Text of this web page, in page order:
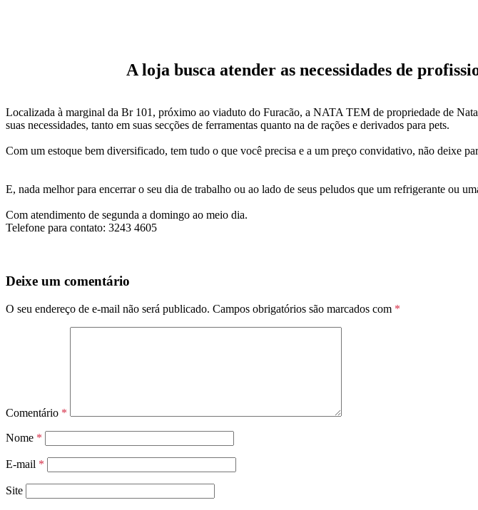
A loja busca atender as necessidades de
Localizada à marginal da Br 101, próximo ao viaduto do Furacão, a NATA TEM de propriedade de
suas necessidades, tanto em suas secções de ferramentas quanto na de rações e derivados para pets.
Com um estoque bem diversificado, tem tudo o que você precisa e a um preço convidativo, não deixe
E, nada melhor para encerrar o seu dia de trabalho ou ao lado de seus peludos que um refrigerante ou
Com atendimento de segunda a domingo ao meio dia.
Telefone para contato: 3243 4605
Deixe um comentário
O seu endereço de e-mail não será publicado. Campos obrigatórios são marcados com *
Comentário *
Nome *
E-mail *
Site